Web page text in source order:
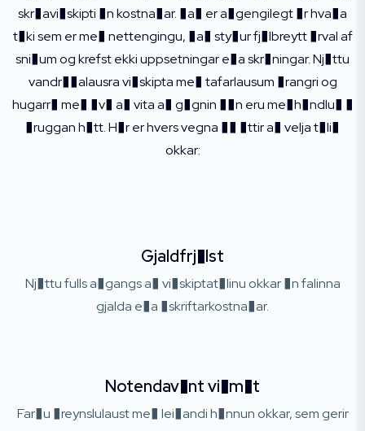
skr�avi�skipti �n kostna�ar. �a� er a�gengilegt �r hva�a
t�ki sem er me� nettengingu, �a� sty�ur fj�lbreytt �rval af
sni�um og krefst ekki uppsetningar e�a skr�ningar. Nj�ttu
vandr��alausra vi�skipta me� tafarlausum �rangri og
hugarr� me� �v� a� vita a� g�gnin ��n eru me�h�ndlu� �
�ruggan h�tt. H�r er hvers vegna �� �ttir a� velja t�li�
okkar:
Gjaldfrj�lst
Nj�ttu fulls a�gangs a� vi�skiptat�linu okkar �n falinna
gjalda e�a �skriftarkostna�ar.
Notendav�nt vi�m�t
Far�u �reynslulaust me� lei�andi h�nnun okkar, sem gerir